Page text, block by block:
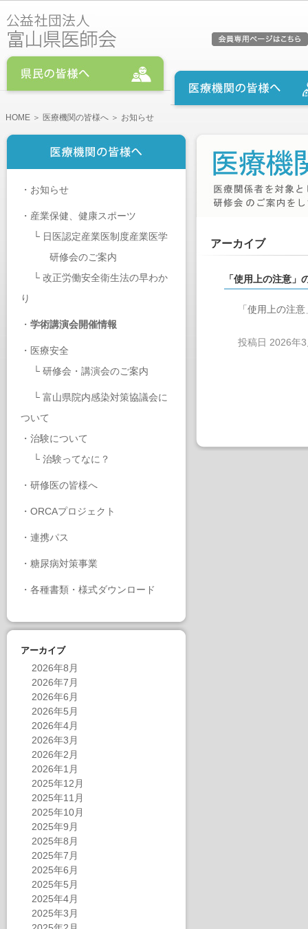
HOME ＞ 医療機関の皆様へ ＞ お知らせ
・ お知らせ
・ 産業保健、健康スポーツ
└ 日医認定産業医制度産業医学
研修会のご案内
└ 改正労働安全衛生法の早わか
り
・ 学術講演会開催情報
・ 医療安全
└ 研修会・講演会のご案内
└ 富山県院内感染対策協議会に
ついて
・ 治験について
└ 治験ってなに？
・ 研修医の皆様へ
・ ORCAプロジェクト
・ 連携パス
・ 糖尿病対策事業
・ 各種書類・様式ダウンロード
アーカイブ
2026年8月
2026年7月
2026年6月
2026年5月
2026年4月
2026年3月
2026年2月
2026年1月
2025年12月
2025年11月
2025年10月
2025年9月
2025年8月
2025年7月
2025年6月
2025年5月
2025年4月
2025年3月
アーカイブ
「使用上の注意」
「使用上の注
投稿日 2026年